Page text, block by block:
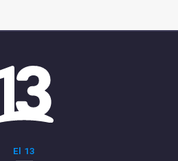
El 13